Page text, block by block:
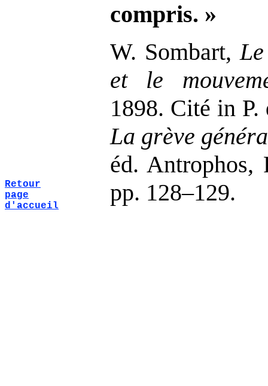
compris. »
W. Sombart,
et le
1898. Cité in P.
La grève
éd. Antrophos,
pp. 128–129.
Retour
page
d'accueil